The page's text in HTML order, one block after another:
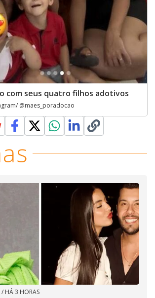
com seus quatro filhos adotivos
@maes_poradocao
/ HÁ 3 HORAS